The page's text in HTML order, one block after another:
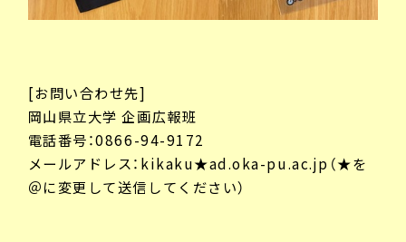
[お問い合わせ先]
岡山県立大学 企画広報班
電話番号：0866-94-9172
メールアドレス：kikaku★ad.oka-pu.ac.jp（★を
＠に変更して送信してください）